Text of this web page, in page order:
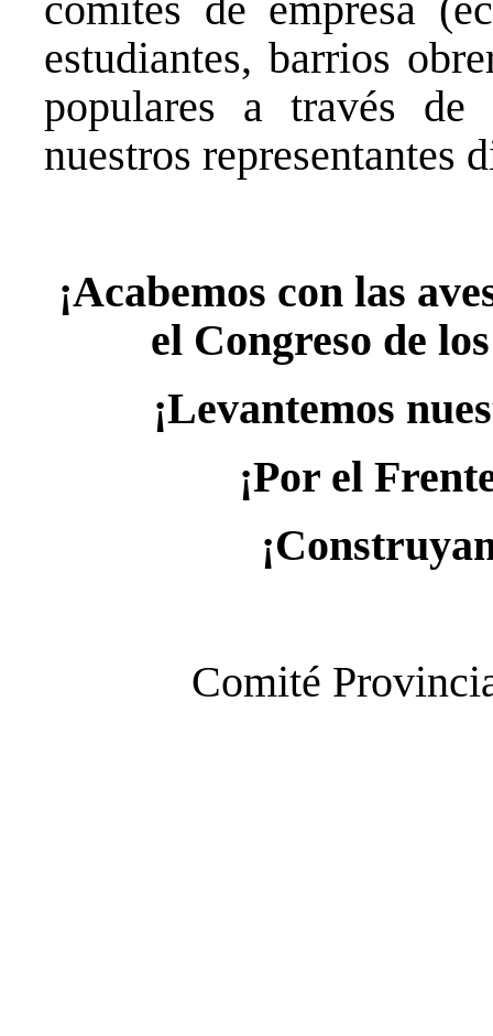
estudiantes, barrios
populares a través de
nuestros representantes
¡Acabemos con las
el Congreso de
¡Levantemos
¡Por el
Comité